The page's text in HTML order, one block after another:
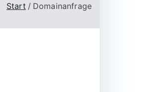
Start Domainanfrage